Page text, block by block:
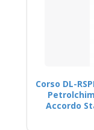
Corso DL-
Accordo